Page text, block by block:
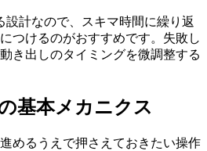
設計なので、スキマ時間に繰り返
つけるのがおすすめです。失敗し
き出しのタイミングを微調整する
基本メカニクス
めるうえで押さえておきたい操作